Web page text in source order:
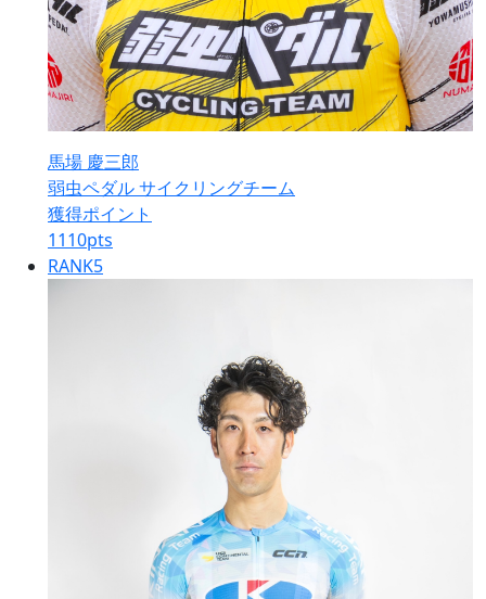
馬場 慶三郎
弱虫ペダル サイクリングチーム
獲得ポイント
1110pts
RANK5